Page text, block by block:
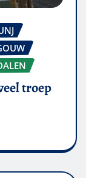
troep